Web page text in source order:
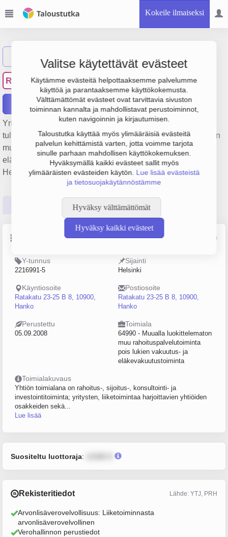
Kokeile ilmaiseksi
Valitse käytettävät evästeet
Käytämme evästeitä helpottaaksemme palvelumme
käyttöä ja parantaaksemme käyttökokemusta.
Välttämättömät evästeet ovat tarvittavia sivuston
toiminnan kannalta ja mahdollistavat perustoiminnot,
kuten navigoinnin ja kirjautumisen.
Taloustutka käyttää myös ylimääräisiä evästeitä
palvelun kehittämistä varten, jotta voimme tarjota
sinulle parhaan mahdollisen käyttökokemuksen.
Hyväksymällä kaikki evästeet sallit myös
ylimääräisten evästeiden käytön. Lue lisää evästeistä
ja tietosuojakäytännöstämme
Hyväksy välttämättömät
Hyväksy kaikki evästeet
RF Ranncorp Finland Oy
Raportit
Yrityksen Ranncorp Finland Oy liikevaihto on 3.4 milj. € ja
tulos 933 000 €. Sen päätoimiala on Muualla luokittelematon
muu rahoituspalvelutoiminta pois lukien vakuutus- ja
eläkevakuutustoiminta, perustamisvuosi 2008 ja sijainti
Helsinki. Yrityksen yhtiömuoto Osakeyhtiö (OY).
Tilinpäätösluvut Päättäjätiedot
Lähde: YTJ, PRH, Traficom
Y-tunnus
2216991-5
Sijainti
Helsinki
Käyntiosoite
Ratakatu 23-25 B 8, 10900,
Hanko
Postiosoite
Ratakatu 23-25 B 8, 10900,
Hanko
Perustettu
05.09.2008
Toimiala
64990 - Muualla luokittelematon
muu rahoituspalvelutoiminta
pois lukien vakuutus- ja
eläkevakuutustoiminta
Toimialakuvaus
Yhtiön toimialana on rahoitus-, sijoitus-, konsultointi- ja
investointitoiminta; yritysten, liiketoimintaa harjoittavien yhtiöiden
osakkeiden sekä...
Lue lisää
Suositeltu luottoraja:
Rekisteritiedot Lähde: YTJ, PRH
Arvonlisäverovelvollisuus: Liiketoiminnasta
arvonlisäverovelvollinen
Verohallinnon perustiedot